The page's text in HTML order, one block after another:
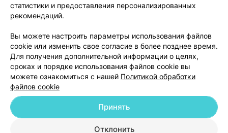
Написать руководителю 103.by
Персональные настройки cookie
Обработка персональных данных
© 2026 ООО «Артокс Лаб», УНП 191700409| 220012, Республика Беларусь,
г. Минск, улица Толбухина, 2, пом. 16 | help@103.by
статистики и предоставления персонализированных
рекомендаций.
Вы можете настроить параметры использования файлов
cookie или изменить свое согласие в более позднее время.
Для получения дополнительной информации о целях,
сроках и порядке использования файлов cookie вы
можете ознакомиться с нашей Политикой обработки
файлов cookie
Отклонить
Принять